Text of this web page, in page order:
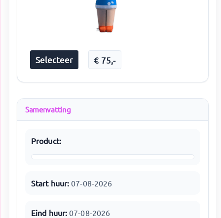
Selecteer € 75,-
Samenvatting
Product:
Start huur: 07-08-2026
Eind huur: 07-08-2026